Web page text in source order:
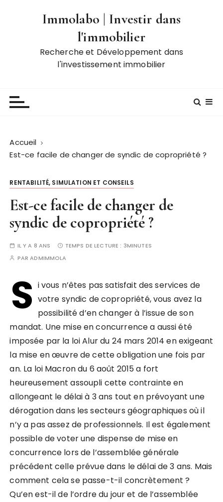
Immolabo | Investir dans
l'immobilier
Recherche et Développement dans
l'investissement immobilier
Accueil
Est-ce facile de changer de syndic de copropriété ?
RENTABILITÉ, SIMULATION ET CONSEILS
Est-ce facile de changer de
syndic de copropriété ?
IL Y A 8 ANS TEMPS DE LECTURE : 3MINUTES
PARADMIMMOLA
S i vous n’êtes pas satisfait des services de
votre syndic de copropriété, vous avez la
possibilité d’en changer à l’issue de son
mandat. Une mise en concurrence a aussi été
imposée par la loi Alur du 24 mars 2014 en exigeant
la mise en œuvre de cette obligation une fois par
an. La loi Macron du 6 août 2015 a fort
heureusement assoupli cette contrainte en
allongeant le délai à 3 ans tout en prévoyant une
dérogation dans les secteurs géographiques où il
n’y a pas assez de professionnels. Il est également
possible de voter une dispense de mise en
concurrence lors de l’assemblée générale
précédent celle prévue dans le délai de 3 ans. Mais
comment cela se passe-t-il concrètement ?
Qu’en est-il de l’ordre du jour et de l’assemblée